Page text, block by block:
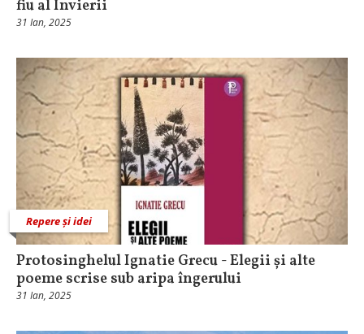
fiu al Învierii
31 Ian, 2025
Repere și idei
Protosinghelul Ignatie Grecu - Elegii și alte
poeme scrise sub aripa îngerului
31 Ian, 2025